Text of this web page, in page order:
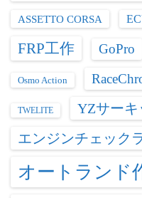
ASSETTO CORSA
FRP工作 GoPro
Osmo Action
TWELITE
YZサーキ
エンジンチェック
オートランド